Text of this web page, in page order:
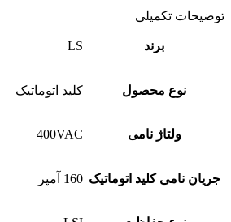
توضیحات تکمیلی
برند LS
نوع محصول کلید اتوماتیک
ولتاژ نامی 400VAC
جریان نامی کلید اتوماتیک 160 آمپر